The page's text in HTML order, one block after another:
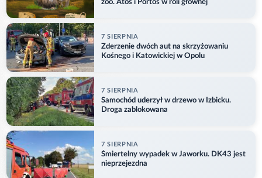
zoo. Atos i Portos w roli głównej
7 SIERPNIA
Zderzenie dwóch aut na skrzyżowaniu
Kośnego i Katowickiej w Opolu
7 SIERPNIA
Samochód uderzył w drzewo w Izbicku.
Droga zablokowana
7 SIERPNIA
Śmiertelny wypadek w Jaworku. DK43 jest
nieprzejezdna